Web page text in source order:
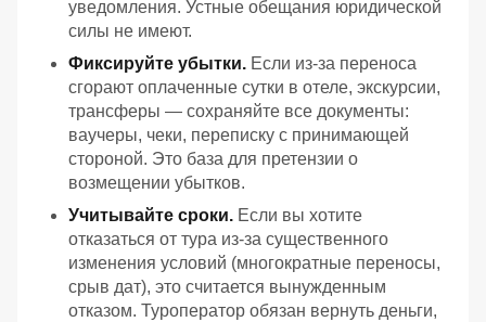
уведомления. Устные обещания юридической
силы не имеют.
Фиксируйте убытки. Если из‑за переноса
сгорают оплаченные сутки в отеле, экскурсии,
трансферы — сохраняйте все документы:
ваучеры, чеки, переписку с принимающей
стороной. Это база для претензии о
возмещении убытков.
Учитывайте сроки. Если вы хотите
отказаться от тура из‑за существенного
изменения условий (многократные переносы,
срыв дат), это считается вынужденным
отказом. Туроператор обязан вернуть деньги,